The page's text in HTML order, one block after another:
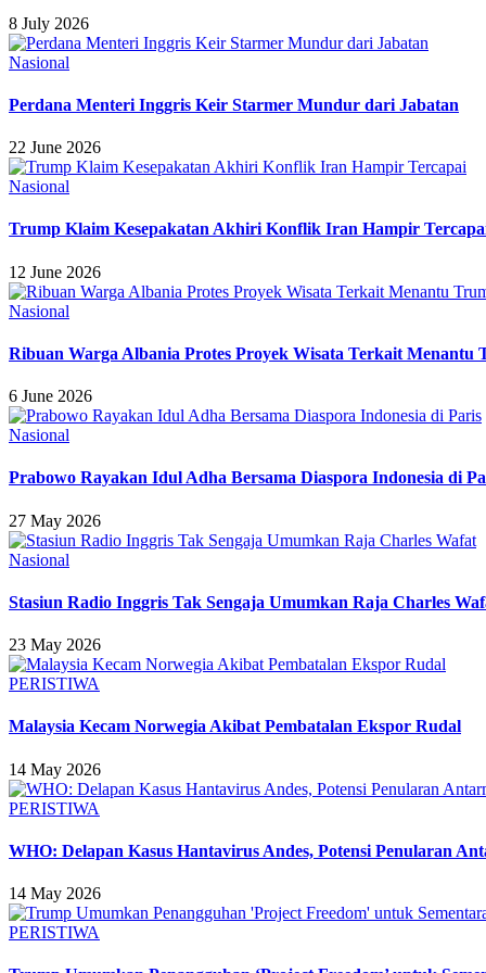
8 July 2026
Nasional
Perdana Menteri Inggris Keir Starmer Mundur dari Jabatan
22 June 2026
Nasional
Trump Klaim Kesepakatan Akhiri Konflik Iran Hampir
12 June 2026
Nasional
Ribuan Warga Albania Protes Proyek Wisata Terkait Menantu
6 June 2026
Nasional
Prabowo Rayakan Idul Adha Bersama Diaspora Indonesia di
27 May 2026
Nasional
Stasiun Radio Inggris Tak Sengaja Umumkan Raja Charles
23 May 2026
PERISTIWA
Malaysia Kecam Norwegia Akibat Pembatalan Ekspor Rudal
14 May 2026
PERISTIWA
WHO: Delapan Kasus Hantavirus Andes, Potensi Penularan
14 May 2026
PERISTIWA